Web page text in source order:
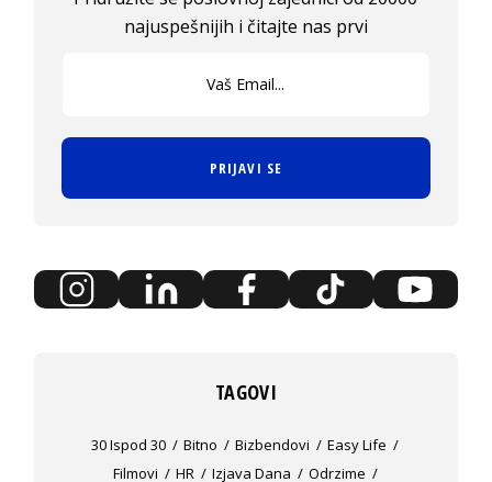
najuspešnijih i čitajte nas prvi
PRIJAVI SE
TAGOVI
30 Ispod 30 Bitno Bizbendovi
Easy Life
Filmovi
HR Izjava Dana
Odrzime